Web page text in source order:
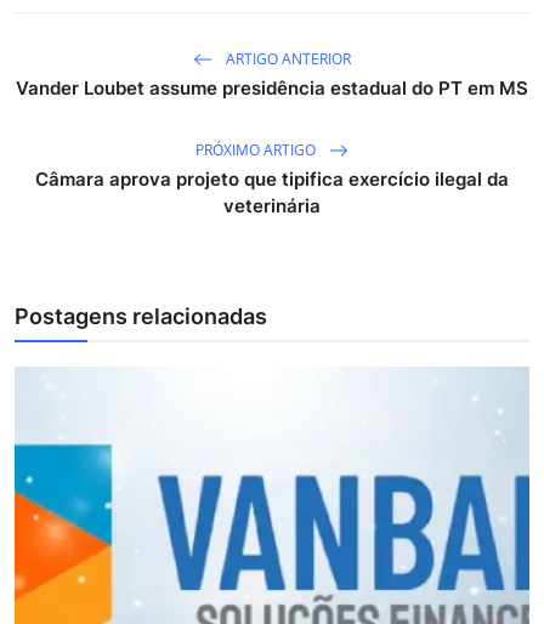
ARTIGO ANTERIOR
Vander Loubet assume presidência estadual do PT em MS
PRÓXIMO ARTIGO
Câmara aprova projeto que tipifica exercício ilegal da
veterinária
Postagens relacionadas